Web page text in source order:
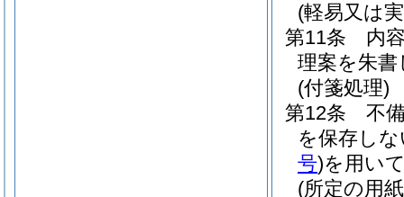
(軽易又は
第11条
内
理案を朱
(付箋処理)
第12条
不
を保存し
号)を用い
(所定の用